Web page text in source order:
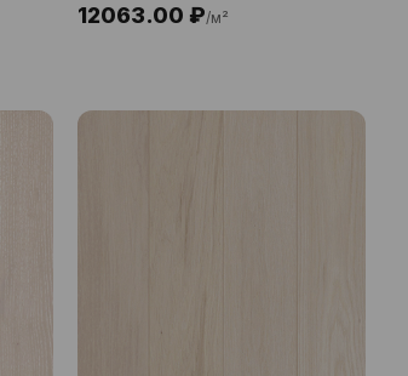
12063.00 ₽/м²